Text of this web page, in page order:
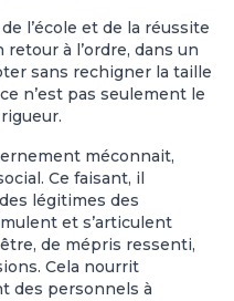
l’école et de la réussite
retour à l’ordre, dans un
sans rechigner la taille
n’est pas seulement le
méconnait,
Ce faisant, il
légitimes des
et s’articulent
de mépris ressenti,
Cela nourrit
des personnels à